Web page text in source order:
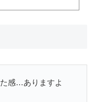
感…ありますよ